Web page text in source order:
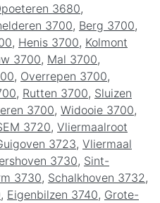
3680,
3700, Berg 3700,
, Henis 3700, Kolmont
3700, Mal 3700,
, Overrepen 3700,
, Rutten 3700, Sluizen
3700, Widooie 3700,
3720, Vliermaalroot
3723, Vliermaal
3730, Sint-
3730, Schalkhoven 3732 ,
, Eigenbilzen 3740, Grote-